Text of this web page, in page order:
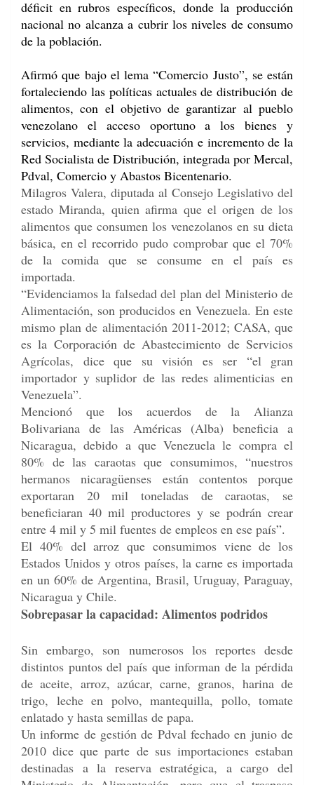
déficit en rubros específicos, donde la producción
nacional no alcanza a cubrir los niveles de consumo
de la población.
Afirmó que bajo el lema “Comercio Justo”, se están
fortaleciendo las políticas actuales de distribución de
alimentos, con el objetivo de garantizar al pueblo
venezolano el acceso oportuno a los bienes y
servicios, mediante la adecuación e incremento de la
Red Socialista de Distribución, integrada por Mercal,
Pdval, Comercio y Abastos Bicentenario.
Milagros Valera, diputada al Consejo Legislativo del
estado Miranda, quien afirma que el origen de los
alimentos que consumen los venezolanos en su dieta
básica, en el recorrido pudo comprobar que el 70%
de la comida que se consume en el país es
importada.
“Evidenciamos la falsedad del plan del Ministerio de
Alimentación, son producidos en Venezuela. En este
mismo plan de alimentación 2011-2012; CASA, que
es la Corporación de Abastecimiento de Servicios
Agrícolas, dice que su visión es ser “el gran
importador y suplidor de las redes alimenticias en
Venezuela”.
Mencionó que los acuerdos de la Alianza
Bolivariana de las Américas (Alba) beneficia a
Nicaragua, debido a que Venezuela le compra el
80% de las caraotas que consumimos, “nuestros
hermanos nicaragüenses están contentos porque
exportaran 20 mil toneladas de caraotas, se
beneficiaran 40 mil productores y se podrán crear
entre 4 mil y 5 mil fuentes de empleos en ese país”.
El 40% del arroz que consumimos viene de los
Estados Unidos y otros países, la carne es importada
en un 60% de Argentina, Brasil, Uruguay, Paraguay,
Nicaragua y Chile.
Sobrepasar la capacidad: Alimentos podridos
Sin embargo, son numerosos los reportes desde
distintos puntos del país que informan de la pérdida
de aceite, arroz, azúcar, carne, granos, harina de
trigo, leche en polvo, mantequilla, pollo, tomate
enlatado y hasta semillas de papa.
Un informe de gestión de Pdval fechado en junio de
2010 dice que parte de sus importaciones estaban
destinadas a la reserva estratégica, a cargo del